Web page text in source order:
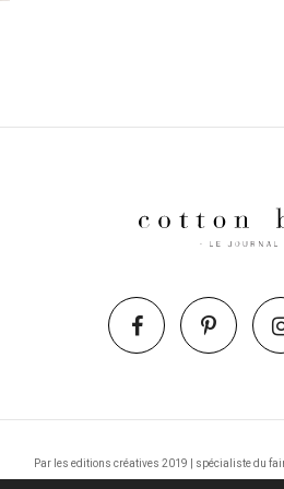
Par les editions créatives 2019 | spécialiste du